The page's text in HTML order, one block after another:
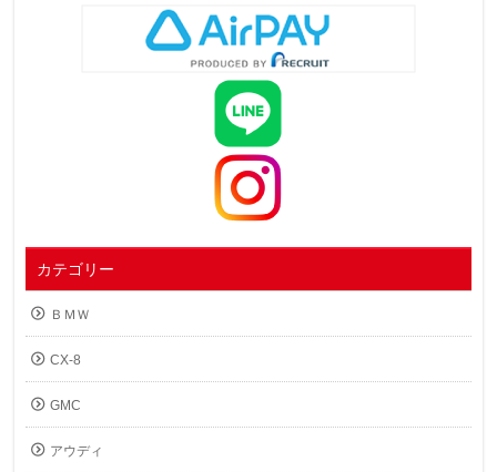
カテゴリー
ＢＭＷ
CX-8
GMC
アウディ